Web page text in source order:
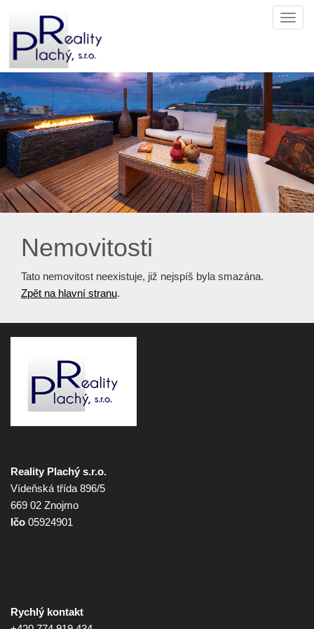
Nemovitosti
Tato nemovitost neexistuje, již nejspíš byla smazána.
Zpět na hlavní stranu.
Reality Plachý s.r.o.
Vídeňská třída 896/5
669 02 Znojmo
Ičo 05924901
Rychlý kontakt